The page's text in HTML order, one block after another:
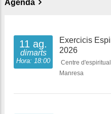
Agenda
11 ag.
dimarts
Hora: 18:00
Exercicis
2026
Centre
Manresa